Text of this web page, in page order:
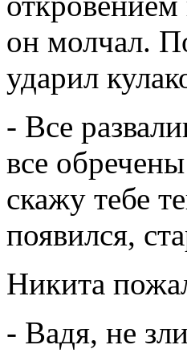
он молчал.
ударил
- Все
все
скажу тебе
появился,
Никита
- Вадя, не